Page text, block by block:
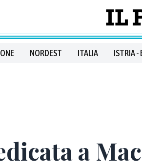
NORDEST ITALIA ISTRIA -
a